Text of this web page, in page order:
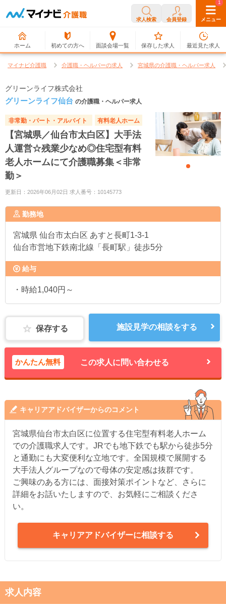
求人検索 会員登録 メニュー
ホーム 初めての方へ 面談会場一覧
0
保存した求人
1
最近見た求人
マイナビ介護職 介護職・ヘルパーの求人 宮城県の介護職・ヘルパー求人
グリーンライフ株式会社
グリーンライフ仙台 の介護職・ヘルパー求人
非常勤・パート・アルバイト 有料老人ホーム
【宮城県／仙台市太白区】大手法
人運営☆残業少なめ◎住宅型有料
老人ホームにて介護職募集＜非常
勤＞
更新日：2026年06月02日 求人番号：10145773
勤務地
宮城県 仙台市太白区 あすと長町1-3-1
仙台市営地下鉄南北線「長町駅」徒歩5分
給与
・時給1,040円～
保存する 施設見学の相談をする
かんたん無料 この求人に問い合わせる
キャリアアドバイザーからのコメント
宮城県仙台市太白区に位置する住宅型有料老人ホーム
での介護職求人です。JRでも地下鉄でも駅から徒歩5分
と通勤にも大変便利な立地です。全国規模で展開する
大手法人グループなので母体の安定感は抜群です。
ご興味のある方には、面接対策ポイントなど、さらに
詳細をお話いたしますので、お気軽にご相談くださ
い。
キャリアアドバイザーに相談する
求人内容